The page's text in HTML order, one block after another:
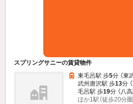
スプリングサニーの賃貸物件
東毛呂駅 歩5分 （東
武州唐沢駅 歩13分
毛呂駅 歩19分 （八高
ほか1駅（徒歩20分圏